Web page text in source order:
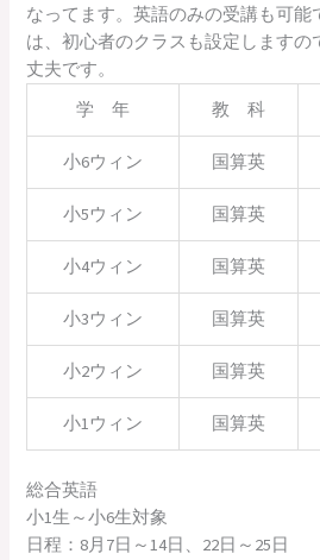
なってます。英語のみの受講も可能
は、初心者のクラスも設定しますの
丈夫です。
学 年
教 科
小6ウィン 国算英
小5ウィン 国算英
小4ウィン 国算英
小3ウィン 国算英
小2ウィン 国算英
小1ウィン 国算英
総合英語
小1生～小6生対象
日程：8月7日～14日、22日～25日